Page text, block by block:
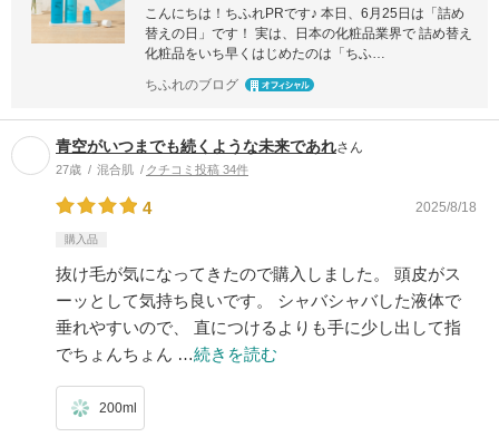
こんにちは！ちふれPRです♪ 本日、6月25日は「詰め
替えの日」です！ 実は、日本の化粧品業界で 詰め替え
化粧品をいち早くはじめたのは「ちふ…
ちふれのブログ
青空がいつまでも続くような未来であれさん
27歳 混合肌 クチコミ投稿 34件
4 2025/8/18
購入品
抜け毛が気になってきたので購入しました。 頭皮がス
ーッとして気持ち良いです。 シャバシャバした液体で
垂れやすいので、 直につけるよりも手に少し出して指
でちょんちょん …続きを読む
200ml